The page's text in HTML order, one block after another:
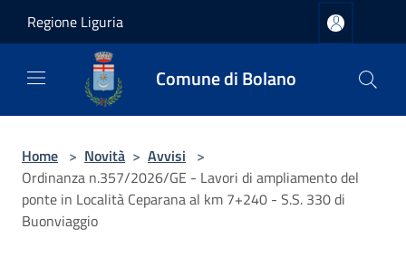
Regione Liguria
Comune di Bolano
Home > Novità > Avvisi >
Ordinanza n.357/2026/GE - Lavori di ampliamento del
ponte in Località Ceparana al km 7+240 - S.S. 330 di
Buonviaggio